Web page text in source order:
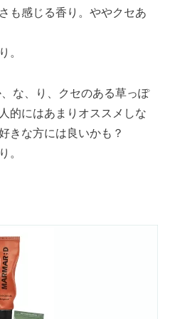
も感じる香り。ややクセあ
。
な、り、クセのある草っぽ
的にはあまりオススメしな
きな方には良いかも？
。